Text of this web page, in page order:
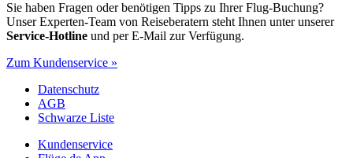
Sie haben Fragen oder benötigen Tipps zu Ihrer Flug-Buchung?
Unser Experten-Team von Reiseberatern steht Ihnen unter unserer
Service-Hotline und per E-Mail zur Verfügung.
Zum Kundenservice »
Datenschutz
AGB
Schwarze Liste
Kundenservice